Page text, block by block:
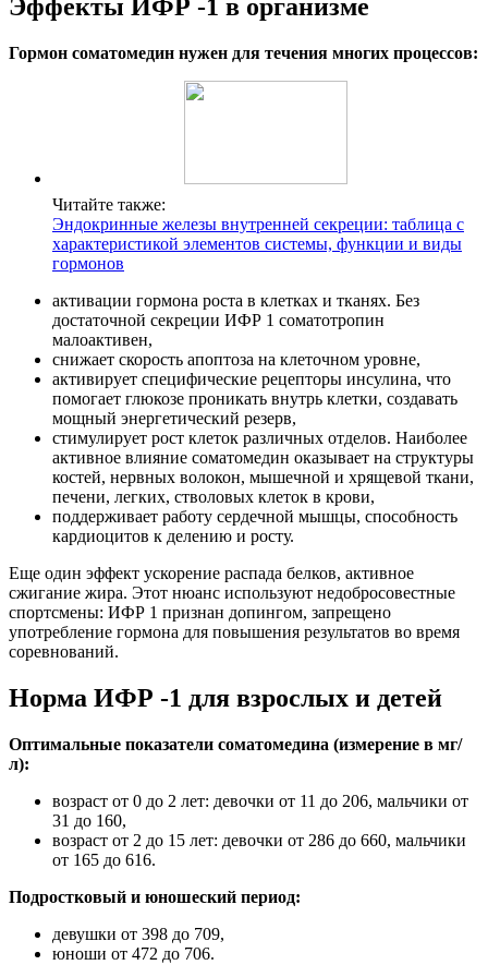
Эффекты ИФР -1 в организме
Гормон соматомедин нужен для течения многих процессов:
Читайте также:
Эндокринные железы внутренней секреции: таблица с
характеристикой элементов системы, функции и виды
гормонов
активации гормона роста в клетках и тканях. Без
достаточной секреции ИФР 1 соматотропин
малоактивен,
снижает скорость апоптоза на клеточном уровне,
активирует специфические рецепторы инсулина, что
помогает глюкозе проникать внутрь клетки, создавать
мощный энергетический резерв,
стимулирует рост клеток различных отделов. Наиболее
активное влияние соматомедин оказывает на структуры
костей, нервных волокон, мышечной и хрящевой ткани,
печени, легких, стволовых клеток в крови,
поддерживает работу сердечной мышцы, способность
кардиоцитов к делению и росту.
Еще один эффект ускорение распада белков, активное
сжигание жира. Этот нюанс используют недобросовестные
спортсмены: ИФР 1 признан допингом, запрещено
употребление гормона для повышения результатов во время
соревнований.
Норма ИФР -1 для взрослых и детей
Оптимальные показатели соматомедина (измерение в мг/
л):
возраст от 0 до 2 лет: девочки от 11 до 206, мальчики от
31 до 160,
возраст от 2 до 15 лет: девочки от 286 до 660, мальчики
от 165 до 616.
Подростковый и юношеский период:
девушки от 398 до 709,
юноши от 472 до 706.